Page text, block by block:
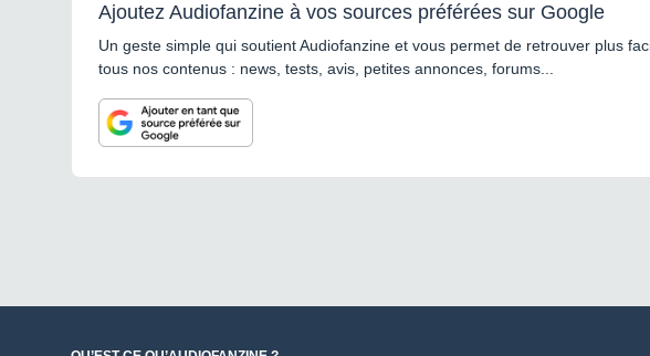
Ajoutez Audiofanzine à vos sources préférées sur Google
Un geste simple qui soutient Audiofanzine et vous permet de retrouver plus
tous nos contenus : news, tests, avis, petites annonces, forums...